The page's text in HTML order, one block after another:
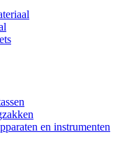
en instrumenten